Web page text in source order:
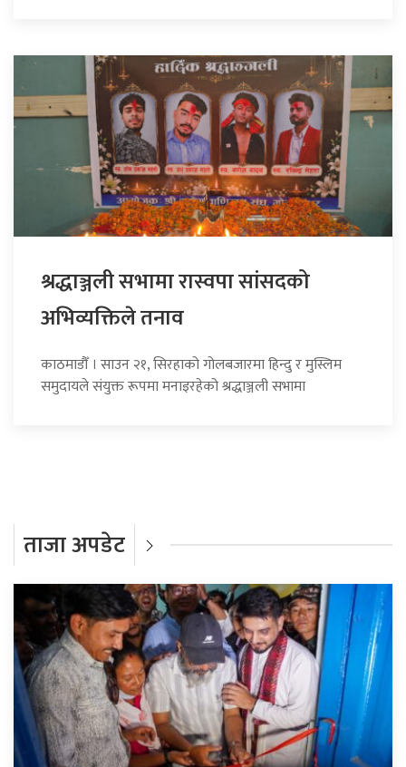
श्रद्धाञ्जली सभामा रास्वपा सांसदको
अभिव्यक्तिले तनाव
काठमाडौँ । साउन २१, सिरहाको गोलबजारमा हिन्दु र मुस्लिम
समुदायले संयुक्त रूपमा मनाइरहेको श्रद्धाञ्जली सभामा
ताजा अपडेट